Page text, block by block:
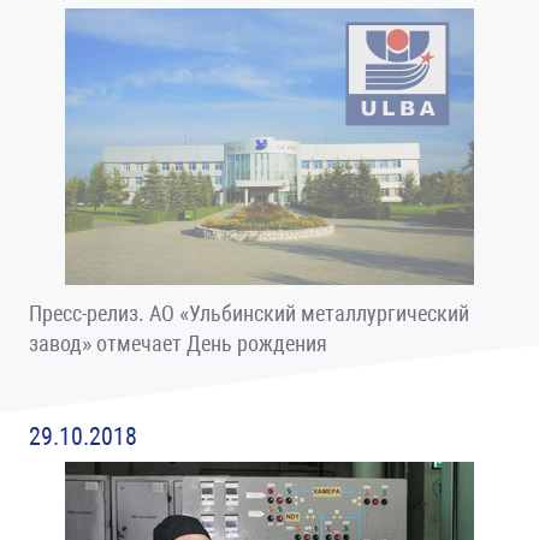
Пресс-релиз. АО «Ульбинский металлургический
завод» отмечает День рождения
29.10.2018